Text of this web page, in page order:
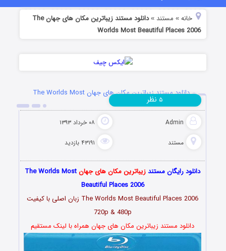
خانه » مستند »
دانلود مستند زیباترین مکان های جهان The
Worlds Most Beautiful Places 2006
دانلود مستند زیباترین مکان های جهان The Worlds Most
Beautiful Places 2006
Admin ۰۸ خرداد ۱۳۹۳
مستند ۴۳۱۹۱ بازدید
۵ نظر
دانلود رایگان مستندزیباترین مکان های جهانThe Worlds Most
Beautiful Places 2006
The Worlds Most Beautiful Places 2006 زبان اصلی با کیفیت
720p & 480p
دانلود مستند زیباترین مکان های جهان همراه با لینک مستقیم